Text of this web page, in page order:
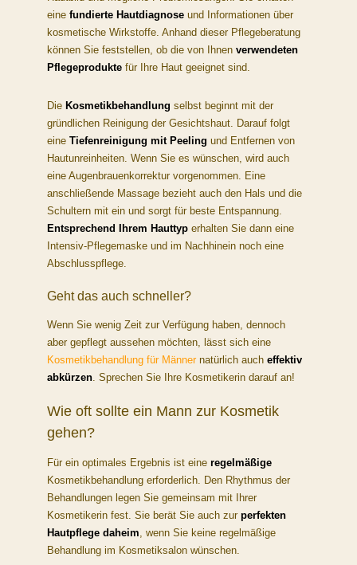
eine fundierte Hautdiagnoseund Informationen über
kosmetische Wirkstoffe. Anhand dieser Pflegeberatung
können Sie feststellen, ob die von Ihnen verwendeten
Pflegeproduktefür Ihre Haut geeignet sind.
DieKosmetikbehandlung selbst beginnt mit der
gründlichen Reinigung der Gesichtshaut. Darauf folgt
eine Tiefenreinigung mit Peeling und Entfernen von
Hautunreinheiten. Wenn Sie es wünschen, wird auch
eine Augenbrauenkorrektur vorgenommen. Eine
anschließende Massage bezieht auch den Hals und die
Schultern mit ein und sorgt für beste Entspannung.
Entsprechend Ihrem Hauttyperhalten Sie dann eine
Intensiv-Pflegemaske und im Nachhinein noch eine
Abschlusspflege.
Geht das auch schneller?
Wenn Sie wenig Zeit zur Verfügung haben, dennoch
aber gepflegt aussehen möchten, lässt sich eine
Kosmetikbehandlung für Männernatürlich auch effektiv
abkürzen. Sprechen Sie Ihre Kosmetikerin darauf an!
Wie oft sollte ein Mann zur Kosmetik
gehen?
Für ein optimales Ergebnis ist eine regelmäßige
Kosmetikbehandlung erforderlich. Den Rhythmus der
Behandlungen legen Sie gemeinsam mit Ihrer
Kosmetikerin fest. Sie berät Sie auch zur perfekten
Hautpflege daheim, wenn Sie keine regelmäßige
Behandlung im Kosmetiksalon wünschen.